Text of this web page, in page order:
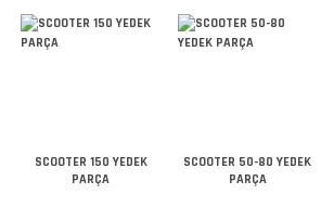
SCOOTER 150 YEDEK
PARÇA
SCOOTER 50-80 YEDEK
PARÇA